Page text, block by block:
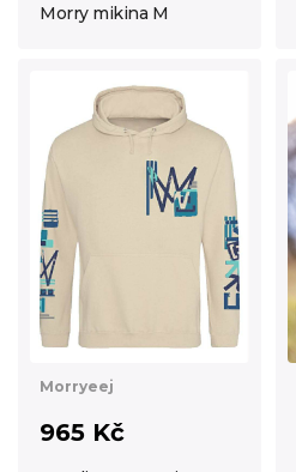
Morry mikina M
Morryeej
965 Kč